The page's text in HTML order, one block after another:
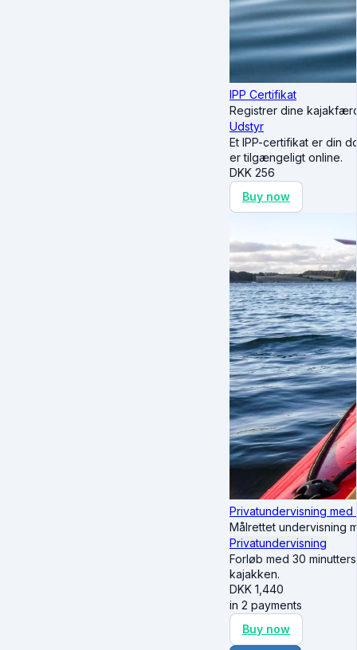
IPP Certifikat
Registrer dine
Udstyr
Et IPP-certifikat er din
er tilgængeligt online.
DKK 256
Buy now
Privatundervisning med
Målrettet undervisning
Privatundervisning
Forløb med 30
kajakken.
DKK 1,440
in 2 payments
Buy now